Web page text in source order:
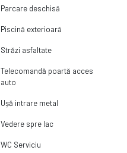
Parcare deschisă
Piscină exterioară
Străzi asfaltate
Telecomandă poartă acces
auto
Ușă intrare metal
Vedere spre lac
WC Serviciu